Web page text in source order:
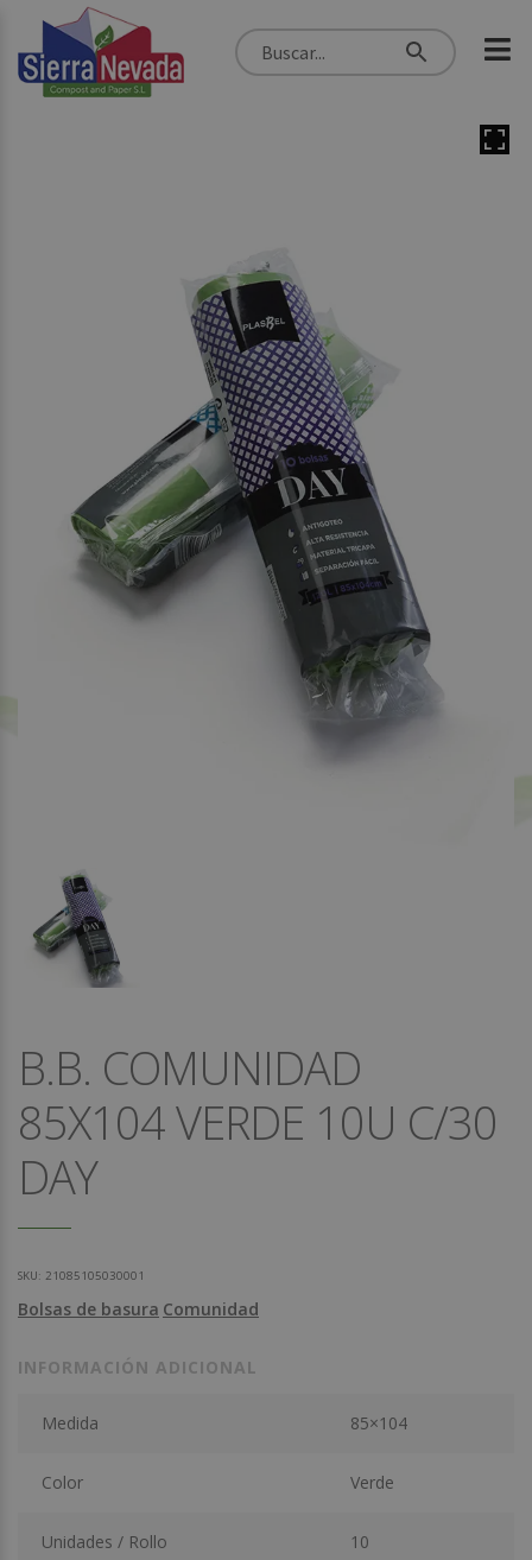
B.B. COMUNIDAD
85X104 VERDE 10U C/30
DAY
SKU: 21085105030001
Bolsas de basura Comunidad
INFORMACIÓN ADICIONAL
Medida 85×104
Color Verde
Unidades / Rollo 10